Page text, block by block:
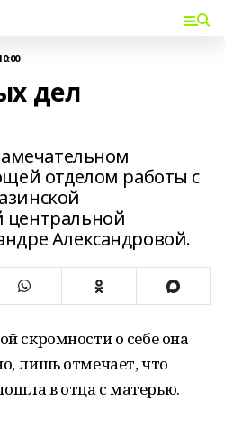
дел
отделом работы с
центральной
Александровой.
скромности о себе она
лишь отмечает, что
в отца с матерью.